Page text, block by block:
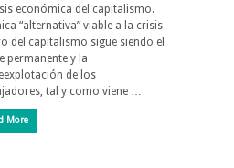
económica del capitalismo.
“alternativa” viable a la crisis
del capitalismo sigue siendo el
permanente y la
de los
tal y como viene …
More